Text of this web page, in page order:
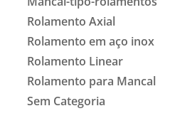
Rolamento Axial
Rolamento em aço inox
Rolamento Linear
Rolamento para Mancal
Sem Categoria